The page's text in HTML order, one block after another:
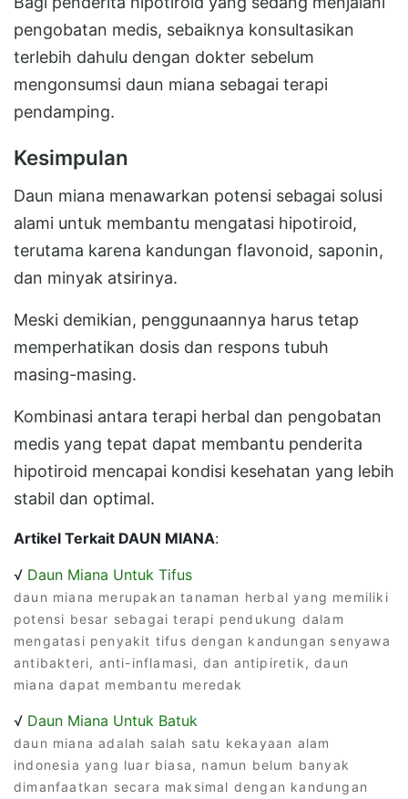
pengobatan medis, sebaiknya konsultasikan
terlebih dahulu dengan dokter sebelum
mengonsumsi daun miana sebagai terapi
pendamping.
Kesimpulan
Daun miana menawarkan potensi sebagai solusi
alami untuk membantu mengatasi hipotiroid,
terutama karena kandungan flavonoid, saponin,
dan minyak atsirinya.
Meski demikian, penggunaannya harus tetap
memperhatikan dosis dan respons tubuh
masing-masing.
Kombinasi antara terapi herbal dan pengobatan
medis yang tepat dapat membantu penderita
hipotiroid mencapai kondisi kesehatan yang lebih
stabil dan optimal.
Artikel Terkait DAUN MIANA:
√ Daun Miana Untuk Tifus
daun miana merupakan tanaman herbal yang memiliki
potensi besar sebagai terapi pendukung dalam
mengatasi penyakit tifus dengan kandungan senyawa
antibakteri, anti-inflamasi, dan antipiretik, daun
miana dapat membantu meredak
√ Daun Miana Untuk Batuk
daun miana adalah salah satu kekayaan alam
indonesia yang luar biasa, namun belum banyak
dimanfaatkan secara maksimal dengan kandungan